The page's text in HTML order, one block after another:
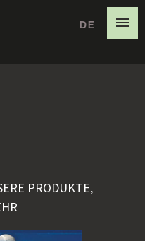
DE
IT EN
PRODUKTE,